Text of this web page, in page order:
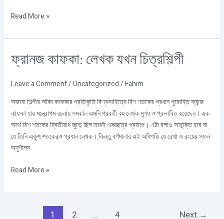
Read More »
ফ্রানজ কাফকা: লেখক যখন ‎‎চিত্রশিল্পী
Leave a Comment/Uncategorized/Fahim
অজানা শিল্পীর আঁকা কাফকার প্রতিকৃতি বিশ্বসাহিত্যে বিশ শতকের প্রধান পুরোহিত ফ্রান্জ
কাফকা যার মন্ত্রোপম রচনায় সমকাল এমনি পরবর্তী বহু লেখক মুগ্ধ ও প্রভাবিত হয়েছেন। এক
অর্থে বিশ শতকের দ্বিতীয়ার্ধ জুড়ে ছিল তারই একচ্ছত্র প্রতাপ। এটা বলাও অতুক্তি হবে না
যে তিনি একুশ শতকেরও প্রধান লেখক। কিন্তু বর্ণমালার এই অধিপতি যে রেখা ও রংয়ের সফল
অনুশীলন
ফ্রানজ
কাফকা:
যখন
‎‎চিত্রশিল্পী
Read More »
1 2 … 4 Next →